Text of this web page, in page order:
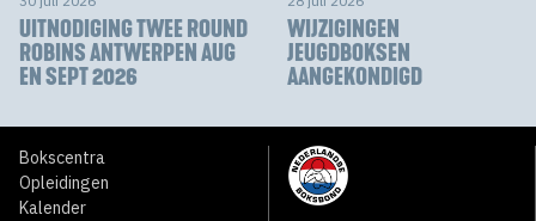
UITNODIGING TWEE ROUND
ROBINS ANTWERPEN AUG
EN SEPT 2026
WIJZIGINGEN
JEUGDBOKSEN
AANGEKONDIGD
Bokscentra
Opleidingen
Kalender